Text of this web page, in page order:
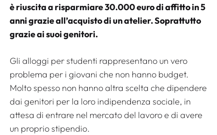
è riuscita a risparmiare 30.000 euro di affitto in 5
anni grazie all’acquisto di un atelier. Soprattutto
grazie ai suoi genitori.
Gli alloggi per studenti rappresentano un vero
problema per i giovani che non hanno budget.
Molto spesso non hanno altra scelta che dipendere
dai genitori per la loro indipendenza sociale, in
attesa di entrare nel mercato del lavoro e di avere
un proprio stipendio.